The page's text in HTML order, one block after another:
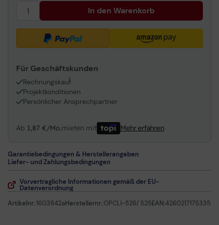
In den Warenkorb
Für Geschäftskunden
Rechnungskauf
1
Projektkonditionen
Persönlicher Ansprechpartner
Ab 1,87 €/Mo.mieten mit Mehr erfahren
Garantiebedingungen & Herstellerangaben
Liefer- und Zahlungsbedingungen
Vorvertragliche Informationen gemäß der EU-
Datenverordnung
Artikelnr.:1603842aHerstellernr.:OPCLI-526/ 525EAN:4260217175335